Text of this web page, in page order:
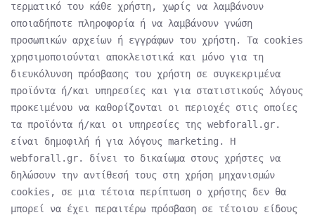
τερματικό του κάθε χρήστη, χωρίς να λαμβάνουν
οποιαδήποτε πληροφορία ή να λαμβάνουν γνώση
προσωπικών αρχείων ή εγγράφων του χρήστη. Τα cookies
χρησιμοποιούνται αποκλειστικά και μόνο για τη
διευκόλυνση πρόσβασης του χρήστη σε συγκεκριμένα
προϊόντα ή/και υπηρεσίες και για στατιστικούς λόγους
προκειμένου να καθορίζονται οι περιοχές στις οποίες
τα προϊόντα ή/και οι υπηρεσίες της webforall.gr.
είναι δημοφιλή ή για λόγους marketing. Η
webforall.gr. δίνει το δικαίωμα στους χρήστες να
δηλώσουν την αντίθεσή τους στη χρήση μηχανισμών
cookies, σε μια τέτοια περίπτωση ο χρήστης δεν θα
μπορεί να έχει περαιτέρω πρόσβαση σε τέτοιου είδους